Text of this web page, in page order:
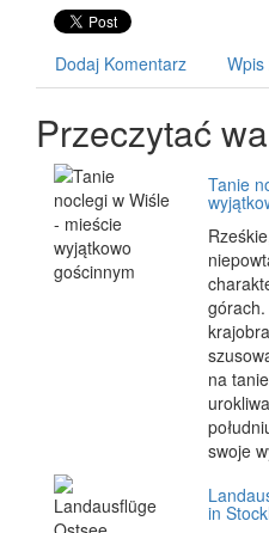
Dodaj Komentarz Wpis
Przeczytać
Tanie
na
swoje
in